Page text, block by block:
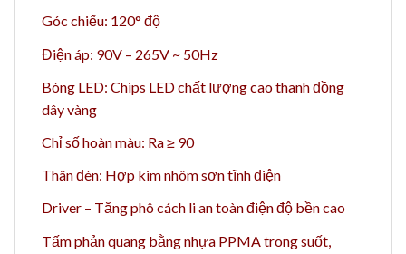
Góc chiếu: 120° độ
Điện áp: 90V – 265V ~ 50Hz
Bóng LED: Chips LED chất lượng cao thanh đồng
dây vàng
Chỉ số hoàn màu: Ra ≥ 90
Thân đèn: Hợp kim nhôm sơn tĩnh điện
Driver – Tăng phô cách li an toàn điện độ bền cao
Tấm phản quang bằng nhựa PPMA trong suốt,